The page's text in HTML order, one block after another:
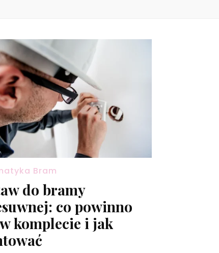
Bram
do bramy
co powinno
komplecie i jak